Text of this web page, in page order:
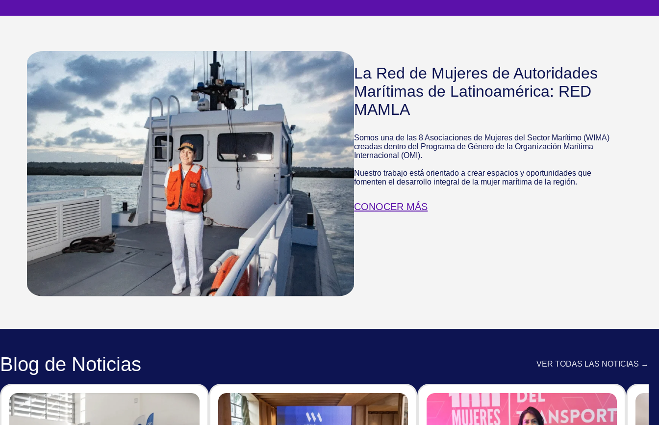
La Red de Mujeres de Autoridades
Marítimas de Latinoamérica: RED
MAMLA
Somos una de las 8 Asociaciones de Mujeres del Sector Marítimo (WIMA)
creadas dentro del Programa de Género de la Organización Marítima
Internacional (OMI).
Nuestro trabajo está orientado a crear espacios y oportunidades que
fomenten el desarrollo integral de la mujer marítima de la región.
CONOCER MÁS
Blog de Noticias VER TODAS LAS NOTICIAS →